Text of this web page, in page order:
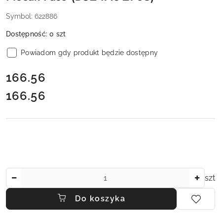
Symbol: 622886
Dostępność:0 szt
Powiadom gdy produkt będzie dostępny
cena:
166.56
Cena:
166.56
szt
Do koszyka